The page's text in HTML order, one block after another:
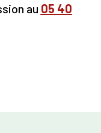
au 05 40